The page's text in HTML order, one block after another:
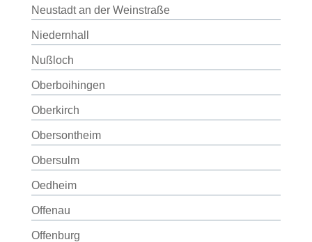
Neustadt an der Weinstraße
Niedernhall
Nußloch
Oberboihingen
Oberkirch
Obersontheim
Obersulm
Oedheim
Offenau
Offenburg